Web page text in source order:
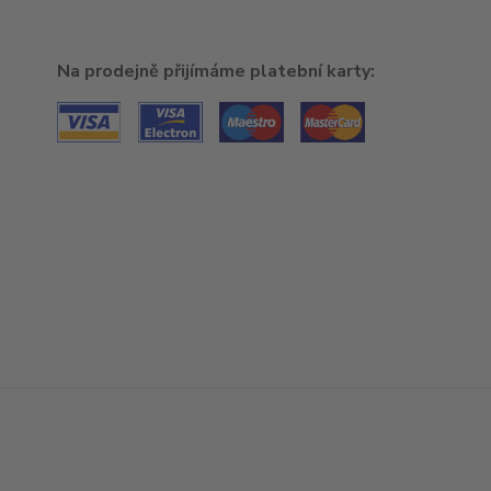
Na prodejně přijímáme platební karty: